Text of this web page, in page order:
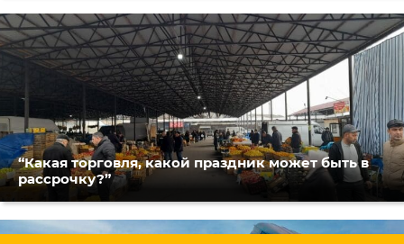
“Какая торговля, какой праздник может быть в
рассрочку?”